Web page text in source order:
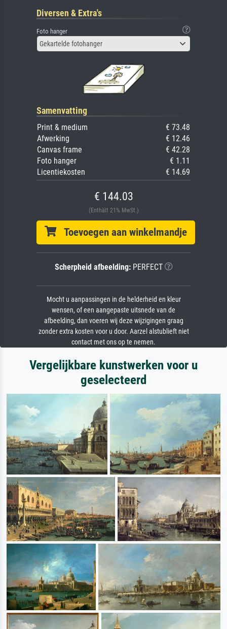
Diversen & Extra's
Foto hanger
Gekartelde fotohanger
Samenvatting
Print & medium
€ 73.48
Afwerking
€ 12.46
Canvas frame
€ 42.28
Foto hanger
€ 1.11
Licentiekosten
€ 14.69
€ 144.03
(Enthält 21% MwSt.)
Toevoegen aan winkelmandje
Scherpheid afbeelding:PERFECT
Mocht u aanpassingen in de helderheid en kleur
wensen, of een aangepaste uitsnede van de
afbeelding, dan voeren wij deze wijzigingen graag
zonder extra kosten voor u door. Aarzel alstublieft niet
contact met ons op te nemen.
Vergelijkbare kunstwerken voor u
geselecteerd